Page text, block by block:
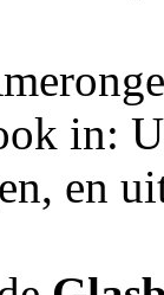
in:
en